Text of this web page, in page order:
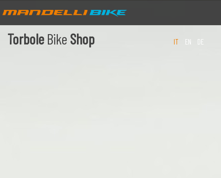
TorboleBike Shop IT EN DE